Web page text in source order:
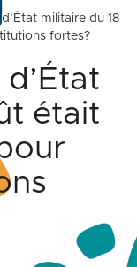
militaire du 18
fortes?
était